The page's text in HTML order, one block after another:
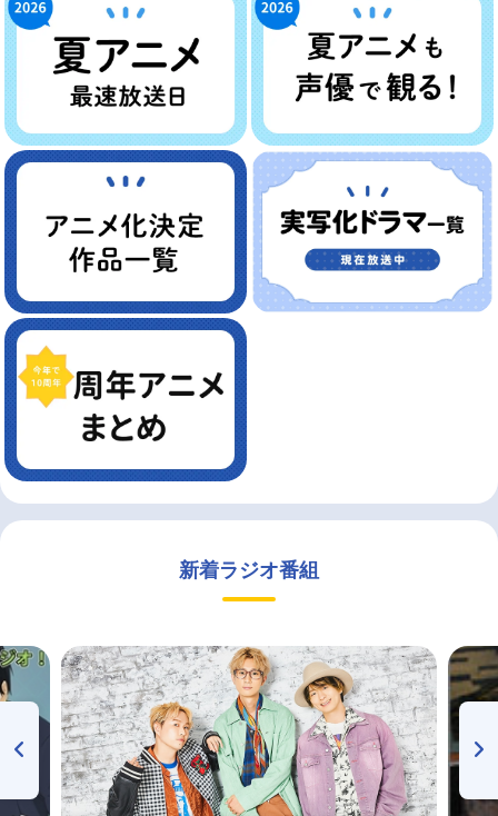
新着ラジオ番組